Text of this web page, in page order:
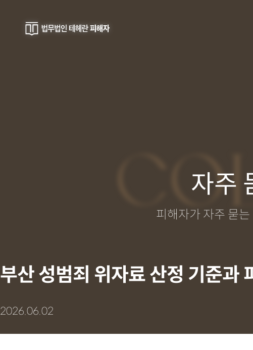
자주
피해자가 자주 묻
부산 성범죄 위자료 산정 기준과
2026.06.02